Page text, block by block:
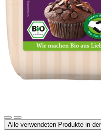
Alle verwendeten Produkte in